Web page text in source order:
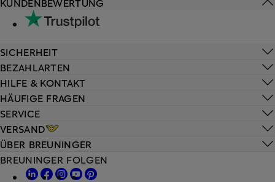
HILFE & KONTAKT
HÄUFIGE FRAGEN
SERVICE
VERSAND
SICHERHEIT
BEZAHLARTEN
ÜBER BREUNINGER
BREUNINGER FOLGEN